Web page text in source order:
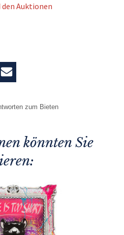
Auktionen
zum Bieten
könnten Sie